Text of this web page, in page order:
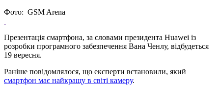
Фото: GSM Arena
Презентація смартфона, за словами президента Huawei із
розробки програмного забезпечення Вана Ченлу, відбудеться
19 вересня.
Раніше повідомлялося, що експерти встановили, який
смартфон має найкращу в світі камеру.